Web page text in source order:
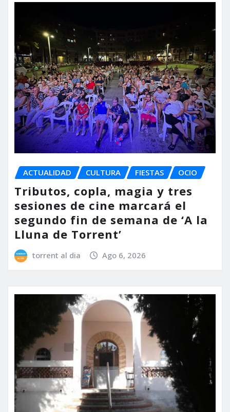
ACTUALIDAD CULTURA FIESTAS OCIO
Tributos, copla, magia y tres
sesiones de cine marcará el
segundo fin de semana de ‘A la
Lluna de Torrent’
torrent al dia Ago 6, 2026